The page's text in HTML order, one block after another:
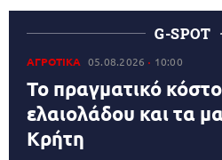
G-SPOT
ΑΓΡΟΤΙΚΑ 05.08.2026 10:00
Το πραγματικό
ελαιολάδου και τα
Κρήτη